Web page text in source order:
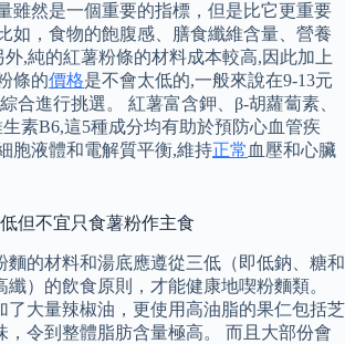
雖然是一個重要的指標，但是比它更重要
如，食物的飽腹感、膳食纖維含量、營養
外,純的紅薯粉條的材料成本較高,因此加上
條的價格是不會太低的,一般來說在9-13元
合進行挑選。 紅薯富含鉀、β-胡蘿蔔素、
素B6,這5種成分均有助於預防心血管疾
胞液體和電解質平衡,維持正常 血壓和心臟
但不宜只食薯粉作主食
麵的材料和湯底應遵從三低（即低鈉、糖和
纖）的飲食原則，才能健康地喫粉麵類。
了大量辣椒油，更使用高油脂的果仁包括芝
，令到整體脂肪含量極高。 而且大部份會